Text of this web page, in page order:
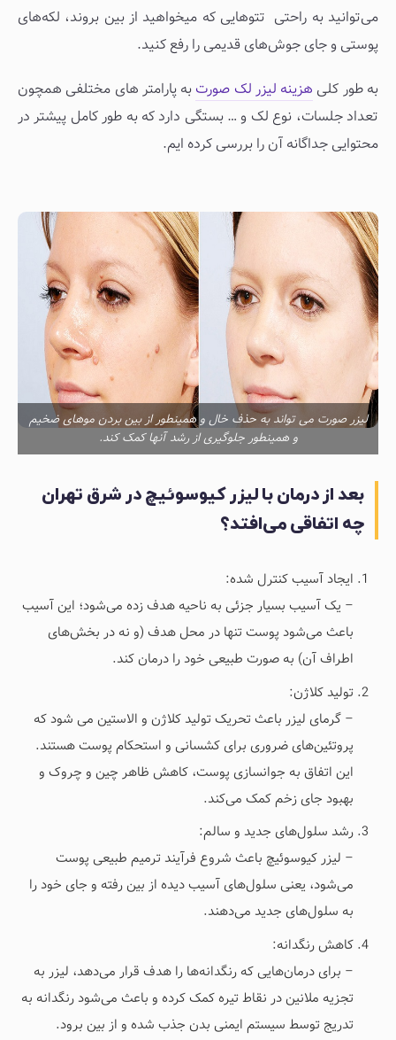
می‌توانید به راحتی تتوهایی که میخواهید از بین بروند، لکه‌های
پوستی و جای جوش‌های قدیمی را رفع کنید.
به طور کلی هزینه لیزر لک صورت به پارامتر های مختلفی همچون
تعداد جلسات، نوع لک و … بستگی دارد که به طور کامل پیشتر در
محتوایی جداگانه آن را بررسی کرده ایم.
لیزر صورت می تواند به حذف خال و همینطور از بین بردن موهای ضخیم
و همینطور جلوگیری از رشد آنها کمک کند.
بعد از درمان با لیزر کیوسوئیچ در شرق تهران
چه اتفاقی می‌افتد؟
ایجاد آسیب کنترل شده:
– یک آسیب بسیار جزئی به ناحیه هدف زده می‌شود؛ این آسیب
باعث می‌شود پوست تنها در محل هدف (و نه در بخش‌های
اطراف آن) به صورت طبیعی خود را درمان کند.
تولید کلاژن:
– گرمای لیزر باعث تحریک تولید کلاژن و الاستین می شود که
پروتئین‌های ضروری برای کشسانی و استحکام پوست هستند.
این اتفاق به جوانسازی پوست، کاهش ظاهر چین و چروک و
بهبود جای زخم کمک می‌کند.
رشد سلول‌های جدید و سالم:
– لیزر کیوسوئیچ باعث شروع فرآیند ترمیم طبیعی پوست
می‌شود، یعنی سلول‌های آسیب دیده از بین رفته و جای خود را
به سلول‌های جدید می‌دهند.
کاهش رنگدانه:
– برای درمان‌هایی که رنگدانه‌ها را هدف قرار می‌دهد، لیزر به
تجزیه ملانین در نقاط تیره کمک کرده و باعث می‌شود رنگدانه به
تدریج توسط سیستم ایمنی بدن جذب شده و از بین برود.